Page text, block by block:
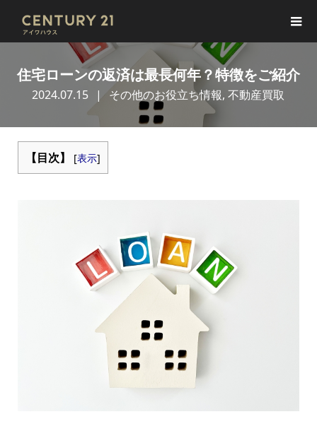
住宅ローンの返済は最長何年？特徴をご紹介
2024.07.15 その他のお役立ち情報,不動産買取
【目次】 [表示]